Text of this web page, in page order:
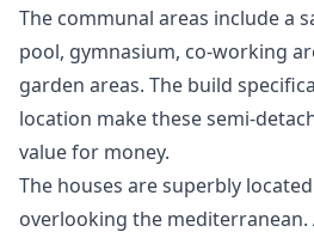
The communal areas include a
pool, gymnasium, co-working
garden areas. The build
location make these semi-
value for money.
The houses are superbly
overlooking the mediterranean.